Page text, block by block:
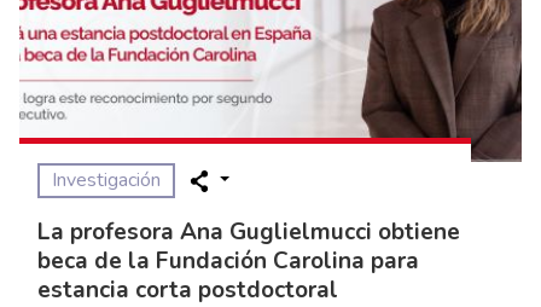
Investigación
La profesora Ana Guglielmucci obtiene
beca de la Fundación Carolina para
estancia corta postdoctoral